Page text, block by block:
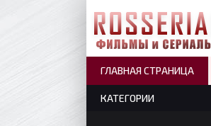
КАТЕГОРИИ
ГЛАВНАЯ СТРАНИЦА